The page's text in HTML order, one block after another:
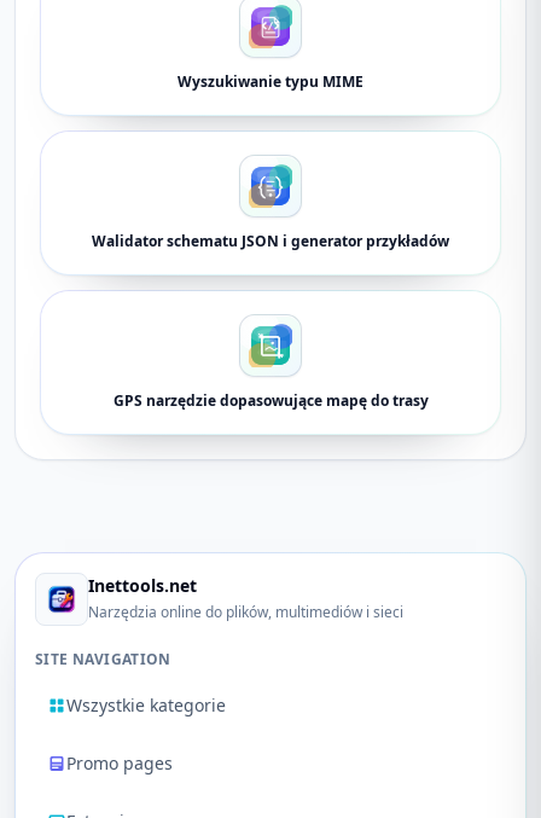
Wyszukiwanie typu MIME
Walidator schematu JSON i generator przykładów
GPS narzędzie dopasowujące mapę do trasy
Inettools.net
Narzędzia online do plików, multimediów i sieci
SITE NAVIGATION
Wszystkie kategorie
Promo pages